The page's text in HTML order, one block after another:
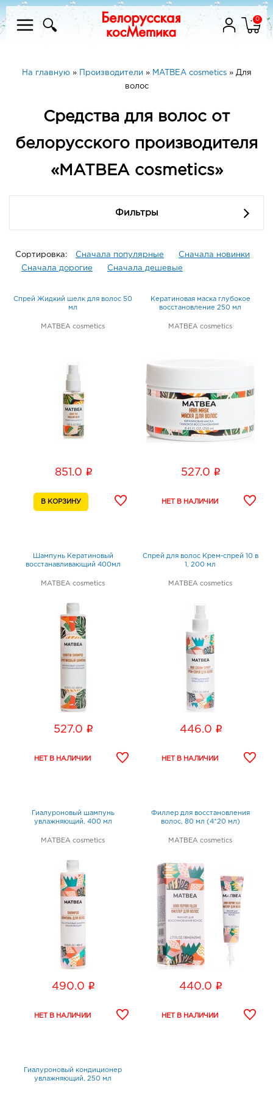
0
На главную» Производители » MATBEA cosmetics» Для
волос
Средства для волос от
белорусского производителя
«MATBEA cosmetics»
Фильтры
Сортировка: Сначала популярные
Сначала новинки
Сначала дорогие
Сначала дешевые
Спрей Жидкий шелк для волос 50
мл
MATBEA cosmetics
851.0 i
Кератиновая маска глубокое
восстановление 250 мл
MATBEA cosmetics
527.0 i
Шампунь Кератиновый
восстанавливающий 400мл
MATBEA cosmetics
527.0 i
Спрей для волос Крем-спрей 10 в
1, 200 мл
MATBEA cosmetics
446.0 i
Гиалуроновый шампунь
увлажняющий, 400 мл
MATBEA cosmetics
490.0 i
Филлер для восстановления
волос, 80 мл (4*20 мл)
MATBEA cosmetics
440.0 i
Гиалуроновый кондиционер
увлажняющий, 250 мл